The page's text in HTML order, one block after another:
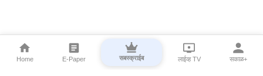
Home E-Paper सबस्क्राईब लाईव्ह TV सकाळ+